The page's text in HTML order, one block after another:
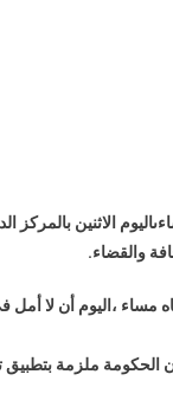
الاثنين بالمركز
مساء ،اليوم أن لا
الحكومة ملزمة